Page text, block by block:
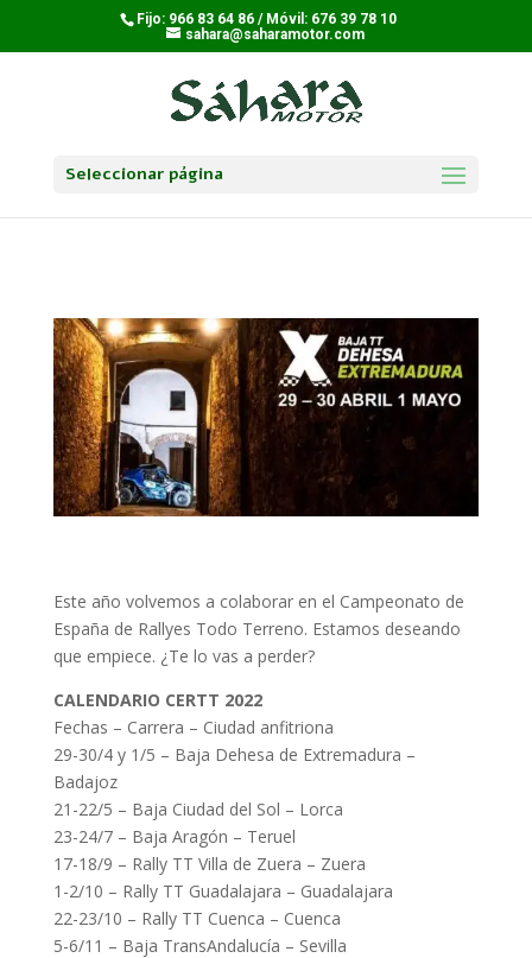
Fijo: 966 83 64 86 / Móvil: 676 39 78 10
sahara@saharamotor.com
Seleccionar página
Este año volvemos a colaborar en el Campeonato de
España de Rallyes Todo Terreno. Estamos deseando
que empiece. ¿Te lo vas a perder?
CALENDARIO CERTT 2022
Fechas – Carrera – Ciudad anfitriona
29-30/4 y 1/5 – Baja Dehesa de Extremadura –
Badajoz
21-22/5 – Baja Ciudad del Sol – Lorca
23-24/7 – Baja Aragón – Teruel
17-18/9 – Rally TT Villa de Zuera – Zuera
1-2/10 – Rally TT Guadalajara – Guadalajara
22-23/10 – Rally TT Cuenca – Cuenca
5-6/11 – Baja TransAndalucía – Sevilla